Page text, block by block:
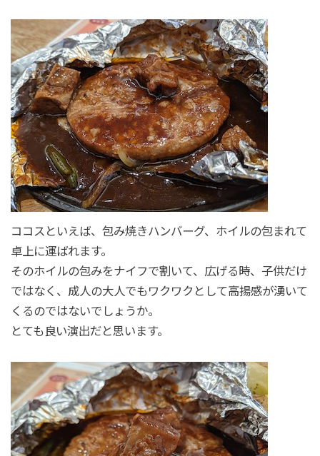
ココスといえば、包み焼きハンバーグ、ホイルの包まれて
卓上に運ばれます。
そのホイルの包みをナイフで割いて、広げる時、子供だけ
ではなく、成人の大人でもワクワクとして高揚感が湧いて
くるのではないでしょうか。
とても良い演出だと思います。